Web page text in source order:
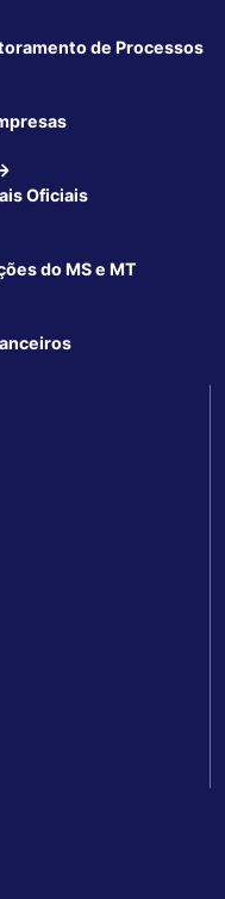
de Processos
Oficiais
do MS e MT